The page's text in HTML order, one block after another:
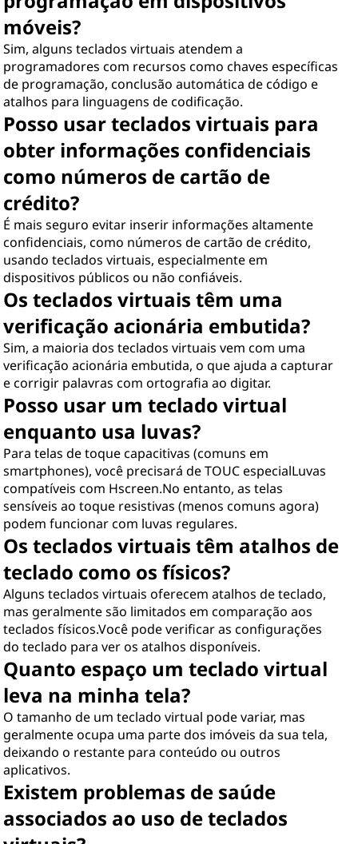
móveis?
Sim, alguns teclados virtuais atendem a
programadores com recursos como chaves específicas
de programação, conclusão automática de código e
atalhos para linguagens de codificação.
Posso usar teclados virtuais para
obter informações confidenciais
como números de cartão de
crédito?
É mais seguro evitar inserir informações altamente
confidenciais, como números de cartão de crédito,
usando teclados virtuais, especialmente em
dispositivos públicos ou não confiáveis.
Os teclados virtuais têm uma
verificação acionária embutida?
Sim, a maioria dos teclados virtuais vem com uma
verificação acionária embutida, o que ajuda a capturar
e corrigir palavras com ortografia ao digitar.
Posso usar um teclado virtual
enquanto usa luvas?
Para telas de toque capacitivas (comuns em
smartphones), você precisará de TOUC especialLuvas
compatíveis com Hscreen.No entanto, as telas
sensíveis ao toque resistivas (menos comuns agora)
podem funcionar com luvas regulares.
Os teclados virtuais têm atalhos de
teclado como os físicos?
Alguns teclados virtuais oferecem atalhos de teclado,
mas geralmente são limitados em comparação aos
teclados físicos.Você pode verificar as configurações
do teclado para ver os atalhos disponíveis.
Quanto espaço um teclado virtual
leva na minha tela?
O tamanho de um teclado virtual pode variar, mas
geralmente ocupa uma parte dos imóveis da sua tela,
deixando o restante para conteúdo ou outros
aplicativos.
Existem problemas de saúde
associados ao uso de teclados